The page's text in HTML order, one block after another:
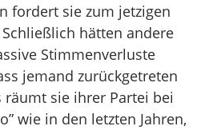
fordert sie zum jetzigen
hätten andere
Stimmenverluste
jemand zurückgetreten
räumt sie ihrer Partei bei
wie in den letzten Jahren,